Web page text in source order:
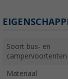
Soort bus- en
campervoortenten
Materiaal